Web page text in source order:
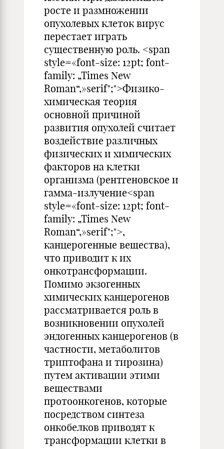
росте и размножении
опухолевых клеток вирус
перестает играть
существенную роль. <span
style=«font-size: 12pt; font-
family: „Times New
Roman“,»serif";">Физико-
химическая теория
основной причиной
развития опухолей считает
воздействие различных
физических и химических
факторов на клетки
организма (рентгеновское и
гамма-излучение<span
style=«font-size: 12pt; font-
family: „Times New
Roman“,»serif";">,
канцерогенные вещества),
что приводит к их
онкотрансформации.
Помимо экзогенных
химических канцерогенов
рассматривается роль в
возникновении опухолей
эндогенных канцерогенов (в
частности, метаболитов
триптофана и тирозина)
путем активации этими
веществами
протоонкогенов, которые
посредством синтеза
онкобелков приводят к
трансформации клетки в